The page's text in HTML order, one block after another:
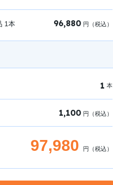
1本 96,880 円（税込）
1 本
1,100 円（税込）
97,980 円（税込）